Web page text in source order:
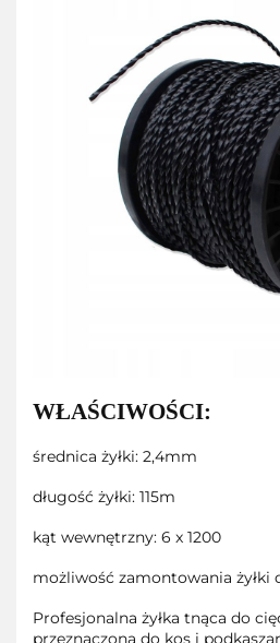
WŁAŚCIWOŚCI:
średnica żyłki: 2,4mm
długość żyłki: 115m
kąt wewnętrzny: 6 x 1200
możliwość zamontowania żyłki
Profesjonalna żyłka tnąca do